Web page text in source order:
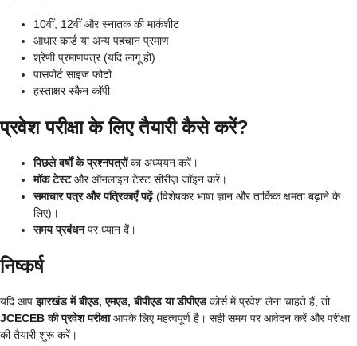
10वीं, 12वीं और स्नातक की मार्कशीट
आधार कार्ड या अन्य पहचान प्रमाण
श्रेणी प्रमाणपत्र (यदि लागू हो)
पासपोर्ट साइज फोटो
हस्ताक्षर स्कैन कॉपी
प्रवेश परीक्षा के लिए तैयारी कैसे करें?
पिछले वर्षों के प्रश्नपत्रोंका अध्ययन करें।
मॉक टेस्टऔर ऑनलाइन टेस्ट सीरीज़ जॉइन करें।
समाचार पत्र और पत्रिकाएँ पढ़ें(विशेषकर भाषा ज्ञान और तार्किक क्षमता बढ़ाने के
लिए)।
समय प्रबंधनपर ध्यान दें।
निष्कर्ष
यदि आपझारखंड में बीएड, एमएड, बीपीएड या डीपीएडकोर्स में प्रवेश लेना चाहते हैं, तो
JCECEB की प्रवेश परीक्षाआपके लिए महत्वपूर्ण है। सही समय पर आवेदन करें और परीक्षा
की तैयारी शुरू करें।